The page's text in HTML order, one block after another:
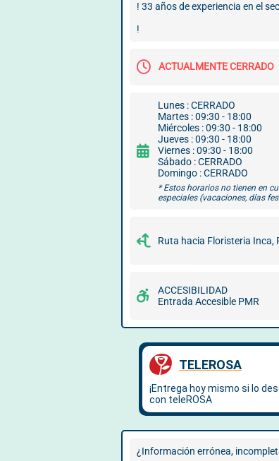
! 33 años de experiencia en el
!
ACTUALMENTE CERRADO
Lunes : CERRADO
Martes : 09:30 - 18:00
Miércoles : 09:30 - 18:00
Jueves : 09:30 - 18:00
Viernes : 09:30 - 18:00
Sábado : CERRADO
Domingo : CERRADO
* Estos horarios no tienen en
especiales (vacaciones, días
Ruta hacia Floristeria Inca,
ACCESIBILIDAD
Entrada Accesible PMR
¿Información errónea,